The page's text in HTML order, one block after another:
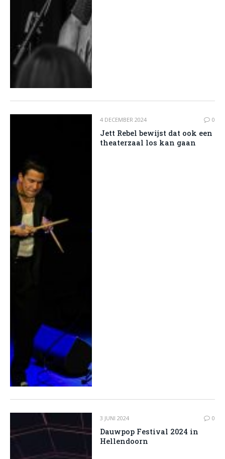
4 DECEMBER 2024 0
Jett Rebel bewijst dat ook een
theaterzaal los kan gaan
3 JUNI 2024 0
Dauwpop Festival 2024 in
Hellendoorn